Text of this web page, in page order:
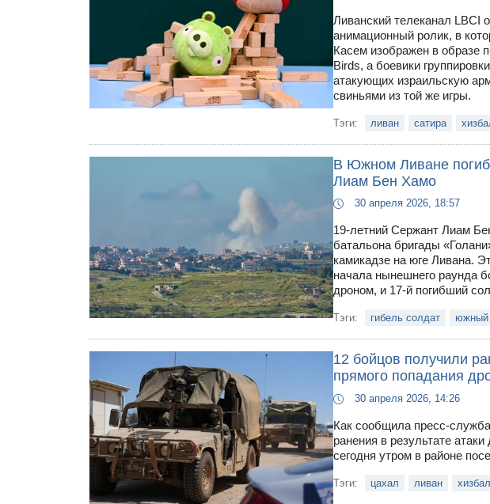
Ливанский телеканал LBCI
анимационный ролик, в
Касем изображен в образе
Birds, а боевики
атакующих израильскую
свиньями из той же игры.
Тэги: ливан сатира
В Южном Ливане
Лиам Бен Хамо
30 апреля 2026, 18:57
19-летний Сержант Лиам
батальона бригады
камикадзе на юге Ливана.
начала нынешнего раунда
дроном, и 17-й погибший
Тэги: гибель солдат южный
12 бойцов получили
прямого попадания
30 апреля 2026, 14:26
Как сообщила пресс-
ранения в результате
сегодня утром в районе
Тэги: цахал ливан